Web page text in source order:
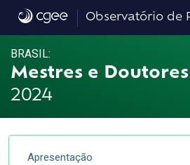
3.5. Emprego por setor
Observatório de
BRASIL:
Mestres e Doutores
2024
Apresentação